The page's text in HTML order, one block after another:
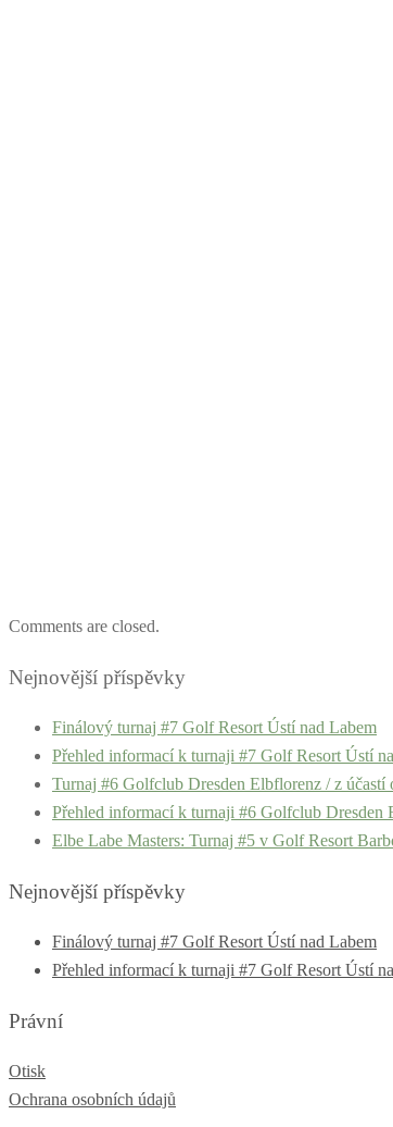
Comments are closed.
Nejnovější příspěvky
Finálový turnaj #7 Golf Resort Ústí nad Labem
Přehled informací k turnaji #7 Golf Resort Ústí
Turnaj #6 Golfclub Dresden Elbflorenz / z
Přehled informací k turnaji #6 Golfclub Dresden
Elbe Labe Masters: Turnaj #5 v Golf Resort
Nejnovější příspěvky
Finálový turnaj #7 Golf Resort Ústí nad Labem
Přehled informací k turnaji #7 Golf Resort Ústí
Právní
Otisk
Ochrana osobních údajů